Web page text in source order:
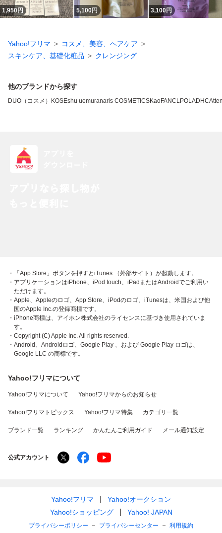
1,950円 5,100円 3,100円
Yahoo!フリマ
コスメ、美容、ヘアケア
スキンケア、基礎化粧品
クレンジング
他のブランドから探す
DUO（コスメ） KOSEshu uemuranaris COSMETICSKaoFANCLPOLADHC
・「App Store」ボタンを押すとiTunes （外部サイト）が起動します。
・アプリケーションはiPhone、iPod touch、iPadまたはAndroidでご利用い
ただけます。
・Apple、Appleのロゴ、App Store、iPodのロゴ、iTunesは、米国および他
国のApple Inc.の登録商標です。
・iPhone商標は、アイホン株式会社のライセンスに基づき使用されていま
す。
・Copyright (C) Apple Inc. All rights reserved.
・Android、Androidロゴ、Google Play 、および Google Play ロゴは、
Google LLC の商標です。
Yahoo!フリマについて
Yahoo!フリマについて Yahoo!フリマからのお知らせ
Yahoo!フリマトピックス Yahoo!フリマ特集 カテゴリ一覧
ブランド一覧 ランキング かんたんご利用ガイド メール通知設定
公式アカウント
Yahoo!フリマ
Yahoo!オークション
Yahoo!ショッピング
Yahoo! JAPAN
プライバシーポリシー プライバシーセンター 利用規約